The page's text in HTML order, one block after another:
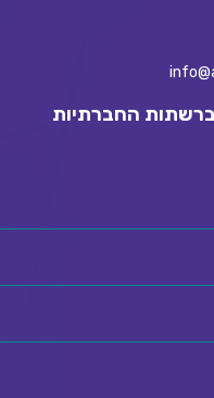
ברשתות החברתיות